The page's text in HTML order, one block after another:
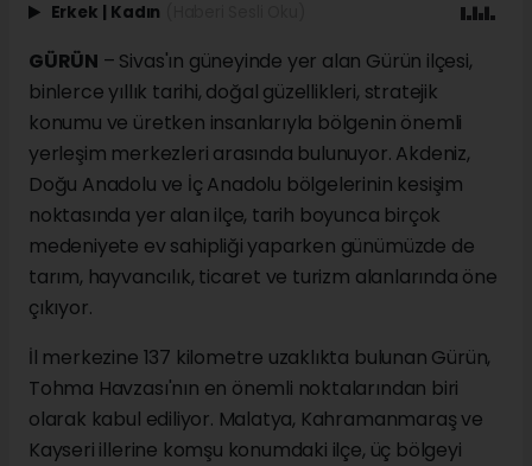
Erkek Kadın
GÜRÜN – Sivas'ın güneyinde yer alan Gürün ilçesi,
binlerce yıllık tarihi, doğal güzellikleri, stratejik
konumu ve üretken insanlarıyla bölgenin önemli
yerleşim merkezleri arasında bulunuyor. Akdeniz,
Doğu Anadolu ve İç Anadolu bölgelerinin kesişim
noktasında yer alan ilçe, tarih boyunca birçok
medeniyete ev sahipliği yaparken günümüzde de
tarım, hayvancılık, ticaret ve turizm alanlarında öne
çıkıyor.
İl merkezine 137 kilometre uzaklıkta bulunan Gürün,
Tohma Havzası'nın en önemli noktalarından biri
olarak kabul ediliyor. Malatya, Kahramanmaraş ve
Kayseri illerine komşu konumdaki ilçe, üç bölgeyi